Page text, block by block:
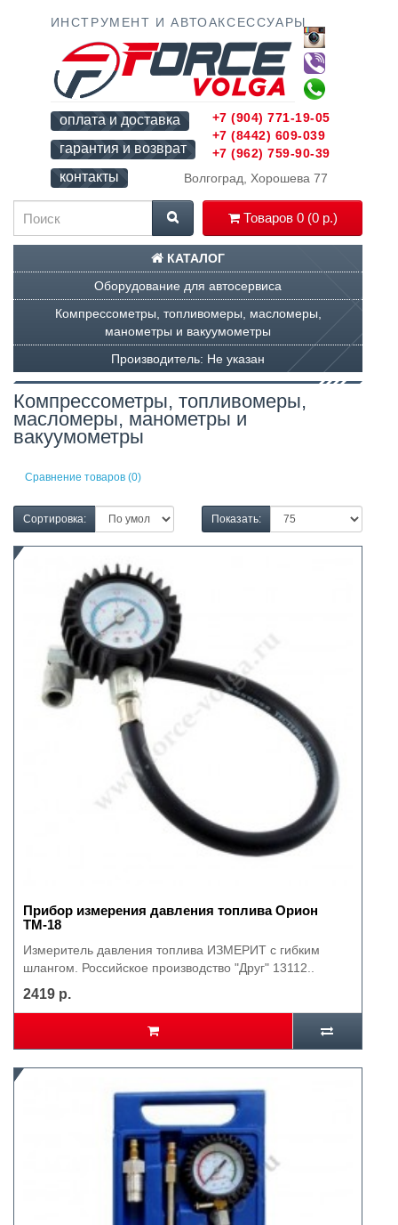
ИНСТРУМЕНТ И АВТОАКСЕССУАРЫ
оплата и доставка
гарантия и возврат
контакты
Волгоград, Хорошева 77
Товаров 0 (0 р.)
+7 (904) 771-19-05
+7 (8442) 609-039
+7 (962) 759-90-39
КАТАЛОГ
Оборудование для автосервиса
Компрессометры, топливомеры, масломеры,
манометры и вакуумометры
Производитель: Не указан
Компрессометры, топливомеры,
масломеры, манометры и
вакуумометры
Сравнение товаров (0)
Сортировка: Показать:
Прибор измерения давления топлива Орион
ТМ-18
Измеритель давления топлива ИЗМЕРИТ с гибким
шлангом. Российское производство "Друг" 13112..
2419 р.